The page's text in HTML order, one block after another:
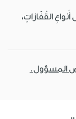
القُفّازاتٍ،
المسؤول.